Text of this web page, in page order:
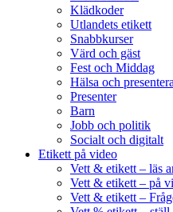
Klädkoder
Utlandets etikett
Snabbkurser
Värd och gäst
Fest och Middag
Hälsa och presentera
Presenter
Barn
Jobb och politik
Socialt och digitalt
Etikett på video
Vett & etikett – läs
Vett & etikett – på
Vett & etikett –